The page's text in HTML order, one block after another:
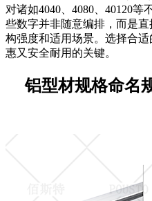
对诸如4040、4080、40120
些数字并非随意编排，而是
构强度和适用场景。选择合
惠又安全耐用的关键。
铝型材规格命名